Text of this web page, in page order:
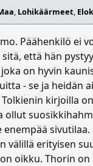
, Lohikäärmeet,
Päähenkilö ei
sitä, että hän
on hyvin
- se ja heidän
kirjoilla
ollut
enempää
välillä erityisen
oikku. Thorin